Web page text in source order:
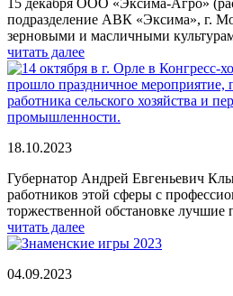
15 декабря ООО «Эксима-Агро»
подразделение АВК «Эксима», г.
зерновыми и масличными
читать далее
18.10.2023
Губернатор Андрей Евгеньевич
работников этой сферы с
торжественной обстановке лучшие
читать далее
04.09.2023